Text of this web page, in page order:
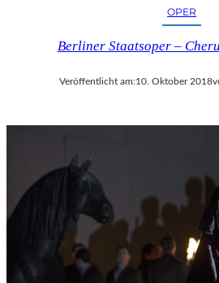
OPER
Berliner Staatsoper –
Veröffentlicht am:10. Oktober 2018